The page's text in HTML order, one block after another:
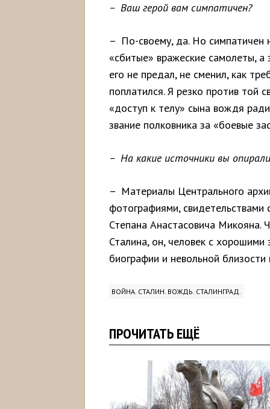
– Ваш герой вам симпатичен?
– По-своему, да. Но симпатичен
«сбитые» вражеские самолеты, а
его не предал, не сменил, как
поплатился. Я резко против той
«доступ к телу» сына вождя
звание полковника за «боевые
– На какие источники вы
– Материалы Центрального
фотографиями, свидетельствами
Степана Анастасовича Микояна.
Сталина, он, человек с
биографии и невольной
ВОЙНА. СТАЛИН. ВОЖДЬ. СТАЛИНГРАД.
ПРОЧИТАТЬ ЕЩЁ